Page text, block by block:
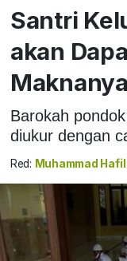
Santri
akan
Barokah
diukur dengan
Red: Muhammad Hafil